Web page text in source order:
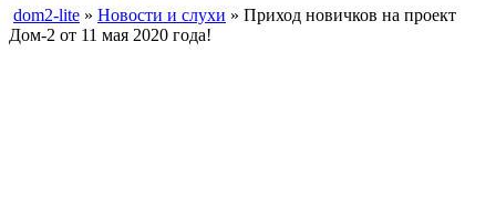
dom2-lite » Новости и слухи » Приход новичков на проект
Дом-2 от 11 мая 2020 года!